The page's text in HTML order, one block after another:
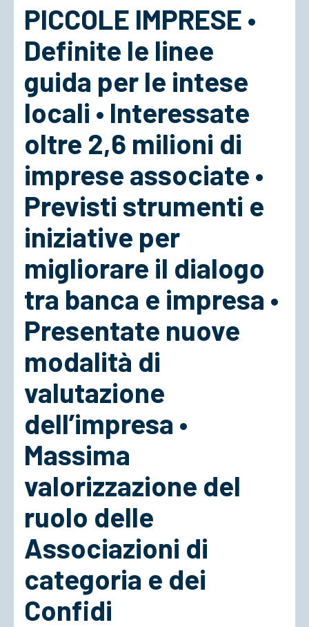
ACCEDI
PICCOLE IMPRESE •
Definite le linee
guida per le intese
locali • Interessate
oltre 2,6 milioni di
imprese associate •
Previsti strumenti e
iniziative per
migliorare il dialogo
tra banca e impresa •
Presentate nuove
modalità di
valutazione
dell’impresa •
Massima
valorizzazione del
ruolo delle
Associazioni di
categoria e dei
Confidi